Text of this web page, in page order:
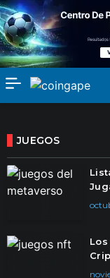
JUEGOS